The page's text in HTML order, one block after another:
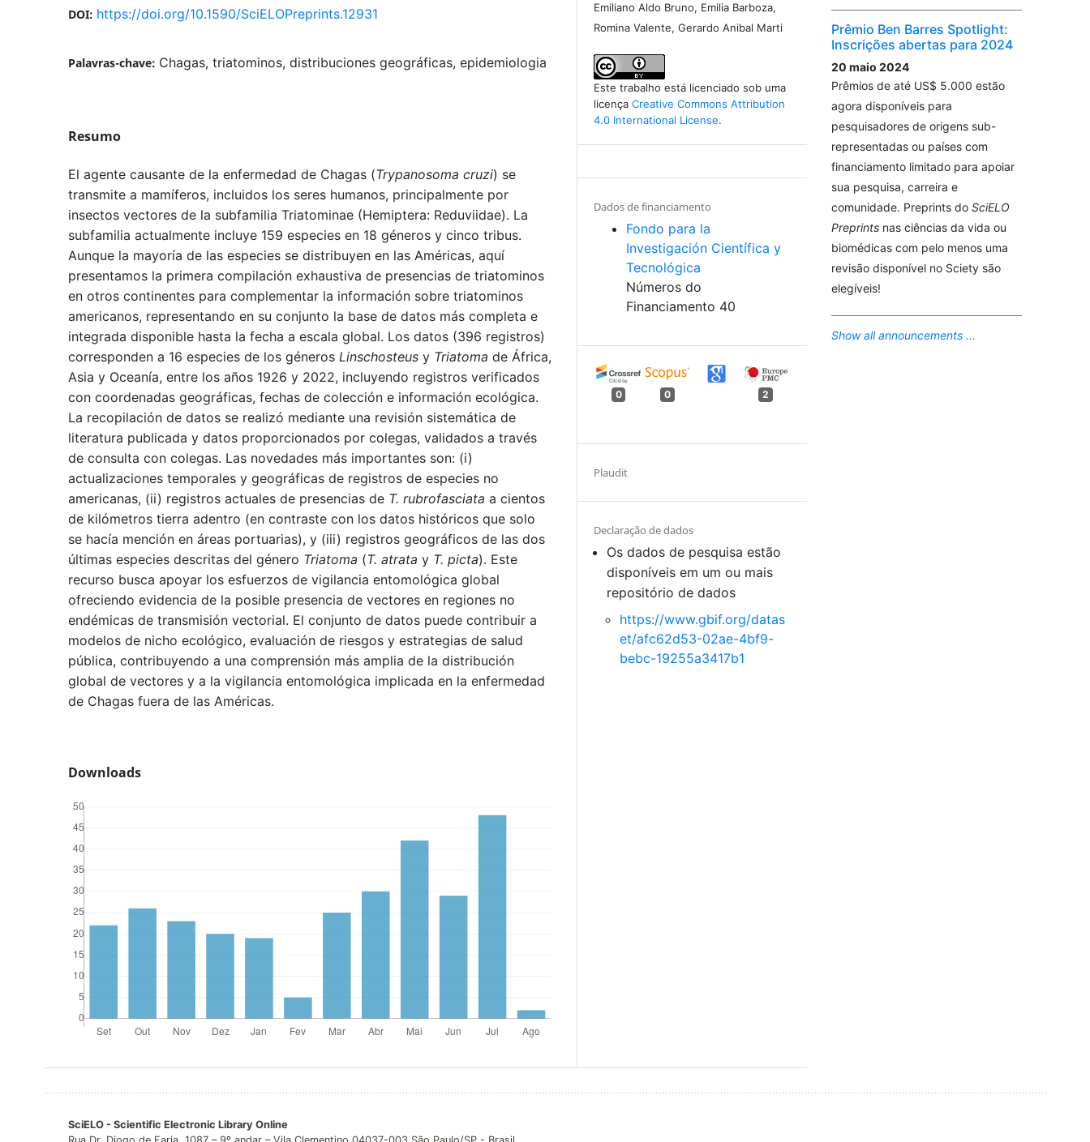
DOI: https://doi.org/10.1590/SciELOPreprints.12931
Palavras-chave: Chagas, triatominos, distribuciones geográficas, epidemiologia
Resumo
El agente causante de la enfermedad de Chagas (Trypanosoma cruzi) se
transmite a mamíferos, incluidos los seres humanos, principalmente por
insectos vectores de la subfamilia Triatominae (Hemiptera: Reduviidae). La
subfamilia actualmente incluye 159 especies en 18 géneros y cinco tribus.
Aunque la mayoría de las especies se distribuyen en las Américas, aquí
presentamos la primera compilación exhaustiva de presencias de triatominos
en otros continentes para complementar la información sobre triatominos
americanos, representando en su conjunto la base de datos más completa e
integrada disponible hasta la fecha a escala global. Los datos (396 registros)
corresponden a 16 especies de los génerosLinschosteusy Triatoma de África,
Asia y Oceanía, entre los años 1926 y 2022, incluyendo registros verificados
con coordenadas geográficas, fechas de colección e información ecológica.
La recopilación de datos se realizó mediante una revisión sistemática de
literatura publicada y datos proporcionados por colegas, validados a través
de consulta con colegas. Las novedades más importantes son: (i)
actualizaciones temporales y geográficas de registros de especies no
americanas, (ii) registros actuales de presencias de T. rubrofasciata a cientos
de kilómetros tierra adentro (en contraste con los datos históricos que solo
se hacía mención en áreas portuarias), y (iii) registros geográficos de las dos
últimas especies descritas del género Triatoma (T. atrata y T. picta). Este
recurso busca apoyar los esfuerzos de vigilancia entomológica global
ofreciendo evidencia de la posible presencia de vectores en regiones no
endémicas de transmisión vectorial. El conjunto de datos puede contribuir a
modelos de nicho ecológico, evaluación de riesgos y estrategias de salud
pública, contribuyendo a una comprensión más amplia de la distribución
global de vectores y a la vigilancia entomológica implicada en la enfermedad
de Chagas fuera de las Américas.
Downloads
Emiliano Aldo Bruno, Emilia Barboza,
Romina Valente, Gerardo Anibal Marti
Este trabalho está licenciado sob uma
licençaCreative Commons Attribution
4.0 International License.
Dados de financiamento
Fondo para la
Investigación Científica y
Tecnológica
Números do
Financiamento 40
0 0 2
Plaudit
Declaração de dados
Os dados de pesquisa estão
disponíveis em um ou mais
repositório de dados
https://www.gbif.org/datas
et/afc62d53-02ae-4bf9-
bebc-19255a3417b1
Prêmio Ben Barres Spotlight:
Inscrições abertas para 2024
20 maio 2024
Prêmios de até US$ 5.000 estão
agora disponíveis para
pesquisadores de origens sub-
representadas ou países com
financiamento limitado para apoiar
sua pesquisa, carreira e
comunidade. Preprints do SciELO
Preprintsnas ciências da vida ou
biomédicas com pelo menos uma
revisão disponível no Sciety são
elegíveis!
Show all announcements ...
SciELO - Scientific Electronic Library Online